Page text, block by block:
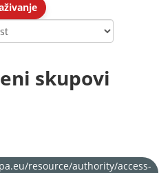
skupovi
resource/authority/access-